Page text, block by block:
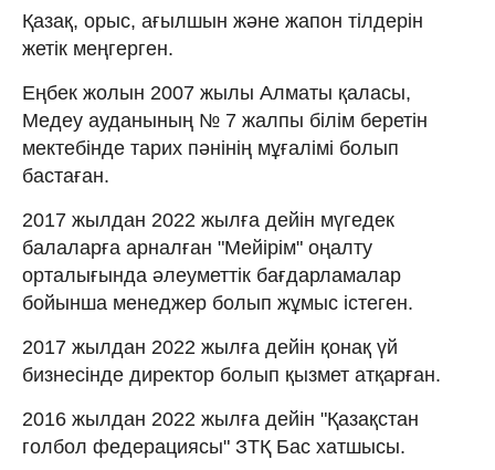
Қазақ, орыс, ағылшын және жапон тілдерін
жетік меңгерген.
Еңбек жолын 2007 жылы Алматы қаласы,
Медеу ауданының № 7 жалпы білім беретін
мектебінде тарих пәнінің мұғалімі болып
бастаған.
2017 жылдан 2022 жылға дейін мүгедек
балаларға арналған "Мейірім" оңалту
орталығында әлеуметтік бағдарламалар
бойынша менеджер болып жұмыс істеген.
2017 жылдан 2022 жылға дейін қонақ үй
бизнесінде директор болып қызмет атқарған.
2016 жылдан 2022 жылға дейін "Қазақстан
голбол федерациясы" ЗТҚ Бас хатшысы.